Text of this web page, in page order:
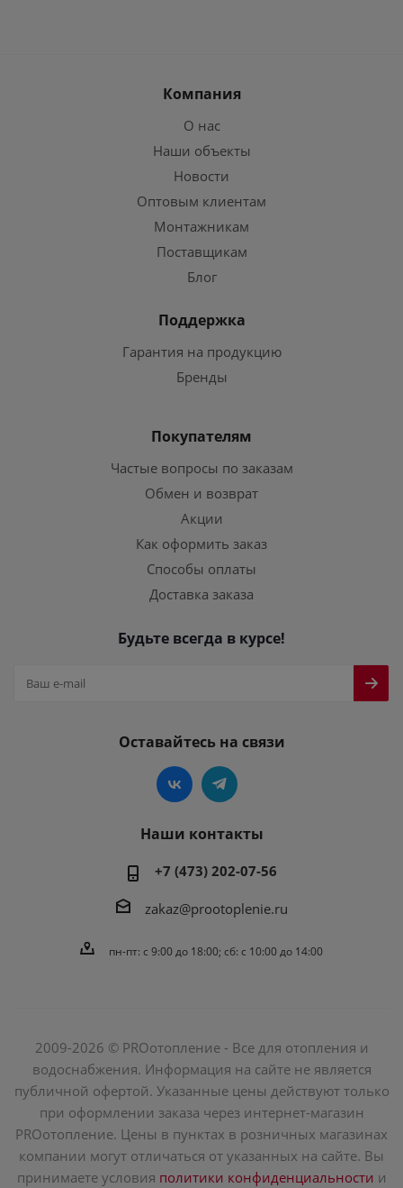
Компания
О нас
Наши объекты
Новости
Оптовым клиентам
Монтажникам
Поставщикам
Блог
Поддержка
Гарантия на продукцию
Бренды
Покупателям
Частые вопросы по заказам
Обмен и возврат
Акции
Как оформить заказ
Способы оплаты
Доставка заказа
Будьте всегда в курсе!
Оставайтесь на связи
Наши контакты
+7 (473) 202-07-56
zakaz@prootoplenie.ru
пн-пт: c 9:00 до 18:00; сб: с 10:00 до 14:00
2009-2026 © PROотопление - Все для отопления и
водоснабжения. Информация на сайте не является
публичной офертой. Указанные цены действуют только
при оформлении заказа через интернет-магазин
PROотопление. Цены в пунктах в розничных магазинах
компании могут отличаться от указанных на сайте. Вы
принимаете условия политики конфиденциальности и